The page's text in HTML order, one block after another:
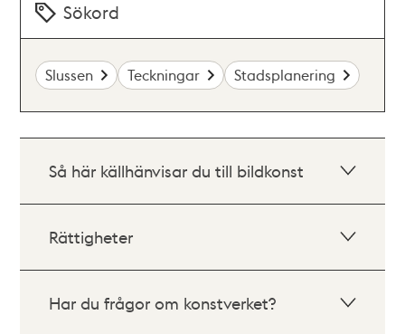
Sökord
Slussen Teckningar Stadsplanering
Så här källhänvisar du till bildkonst
Rättigheter
Har du frågor om konstverket?